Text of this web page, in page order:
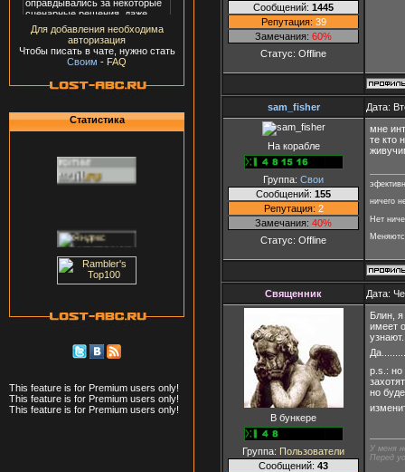
Для добавления необходима
авторизация
Чтобы писать в чате, нужно стать
Своим - FAQ
Статистика
This feature is for Premium users only!
This feature is for Premium users only!
This feature is for Premium users only!
Сообщений: 1445
Репутация: 39
Замечания: 60%
Статус: Offline
sam_fisher Дата:
На корабле
Группа: Свои
Сообщений: 155
Репутация: 2
Замечания: 40%
Статус: Offline
мне
те кто
ничего
Нет
Священник Дата:
В бункере
Группа: Пользователи
Сообщений: 43
Блин,
имеет
p.s.: но
но
У меня
Перед